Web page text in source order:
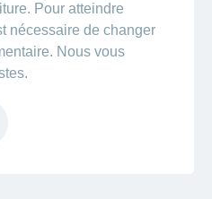
Pour atteindre
nécessaire de changer
Nous vous